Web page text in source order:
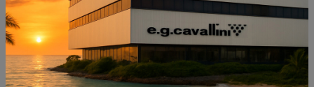
NON PERDERTI ANCHE: